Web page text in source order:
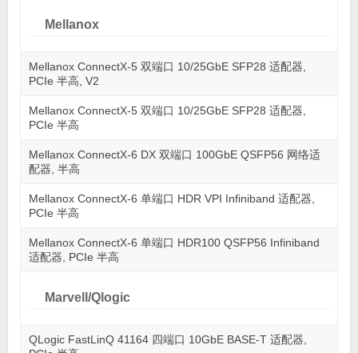
Mellanox
Mellanox ConnectX-5 双端口 10/25GbE SFP28 适配器,
PCIe 半高, V2
Mellanox ConnectX-5 双端口 10/25GbE SFP28 适配器,
PCIe 半高
Mellanox ConnectX-6 DX 双端口 100GbE QSFP56 网络适
配器, 半高
Mellanox ConnectX-6 单端口 HDR VPI Infiniband 适配器,
PCIe 半高
Mellanox ConnectX-6 单端口 HDR100 QSFP56 Infiniband
适配器, PCIe 半高
Marvell/Qlogic
QLogic FastLinQ 41164 四端口 10GbE BASE-T 适配器,